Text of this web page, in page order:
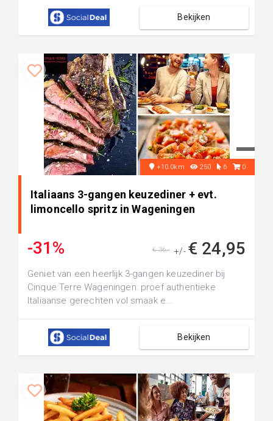
Bekijken
+10.0km 250 6 0
Italiaans 3-gangen keuzediner + evt.
limoncello spritz in Wageningen
-31% +/- € 24,95
€ 36,-
Geniet van een heerlijk 3-gangen keuzediner bij
Cinque Terre Wageningen: proef authentieke
Italiaanse gerechten vol smaak e...
Bekijken